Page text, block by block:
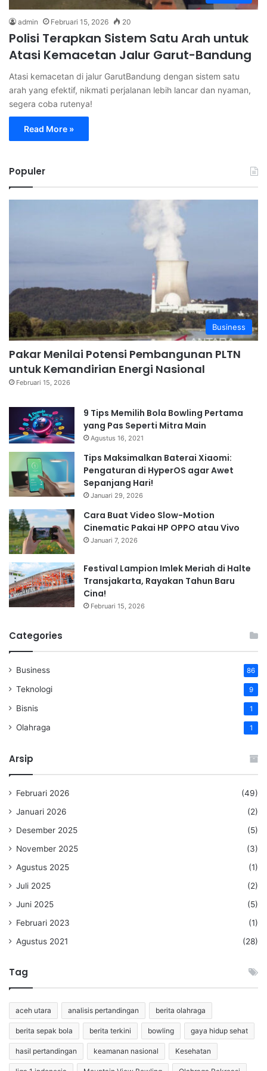
admin Februari 15, 2026 20
Polisi Terapkan Sistem Satu Arah untuk
Atasi Kemacetan Jalur Garut-Bandung
Atasi kemacetan di jalur GarutBandung dengan sistem satu
arah yang efektif, nikmati perjalanan lebih lancar dan nyaman,
segera coba rutenya!
Read More »
Populer
Business
Pakar Menilai Potensi Pembangunan PLTN
untuk Kemandirian Energi Nasional
Februari 15, 2026
9 Tips Memilih Bola Bowling Pertama
yang Pas Seperti Mitra Main
Agustus 16, 2021
Tips Maksimalkan Baterai Xiaomi:
Pengaturan di HyperOS agar Awet
Sepanjang Hari!
Januari 29, 2026
Cara Buat Video Slow-Motion
Cinematic Pakai HP OPPO atau Vivo
Januari 7, 2026
Festival Lampion Imlek Meriah di Halte
Transjakarta, Rayakan Tahun Baru
Cina!
Februari 15, 2026
Categories
Business 86
Teknologi 9
Bisnis 1
Olahraga 1
Arsip
Februari 2026
(49)
Januari 2026
(2)
Desember 2025
(5)
November 2025
(3)
Agustus 2025
(1)
Juli 2025
(2)
Juni 2025
(5)
Februari 2023
(1)
Agustus 2021
(28)
Tag
aceh utara analisis pertandingan berita olahraga
berita sepak bola berita terkini bowling gaya hidup sehat
hasil pertandingan keamanan nasional Kesehatan